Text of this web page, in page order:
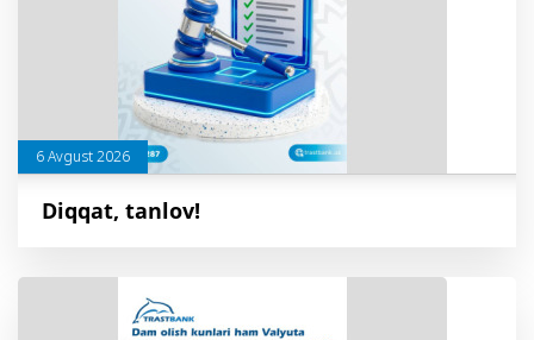
6 Avgust 2026
Diqqat, tanlov!